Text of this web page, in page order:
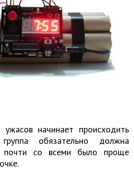
начинает происходить
обязательно должна
почти со всеми было проще